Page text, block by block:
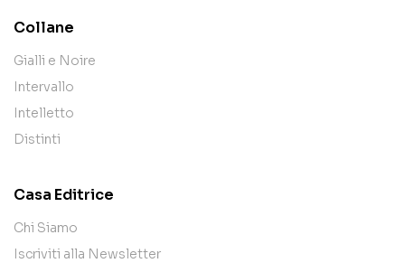
Collane
Gialli e Noire
Intervallo
Intelletto
Distinti
Casa Editrice
Chi Siamo
Iscriviti alla Newsletter